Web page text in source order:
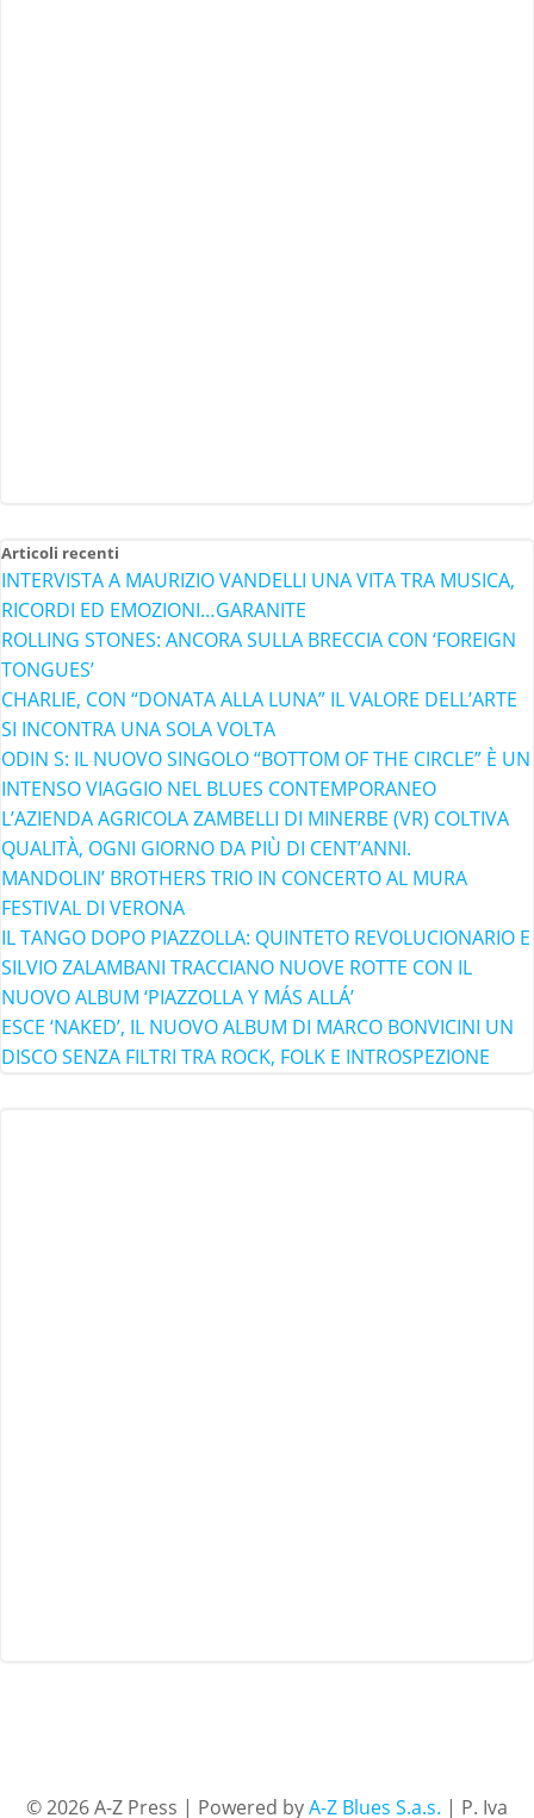
Articoli recenti
INTERVISTA A MAURIZIO VANDELLI UNA VITA TRA MUSICA,
RICORDI ED EMOZIONI…GARANITE
ROLLING STONES: ANCORA SULLA BRECCIA CON ‘FOREIGN
TONGUES’
CHARLIE, CON “DONATA ALLA LUNA” IL VALORE DELL’ARTE
SI INCONTRA UNA SOLA VOLTA
ODIN S: IL NUOVO SINGOLO “BOTTOM OF THE CIRCLE” È UN
INTENSO VIAGGIO NEL BLUES CONTEMPORANEO
L’AZIENDA AGRICOLA ZAMBELLI DI MINERBE (VR) COLTIVA
QUALITÀ, OGNI GIORNO DA PIÙ DI CENT’ANNI.
MANDOLIN’ BROTHERS TRIO IN CONCERTO AL MURA
FESTIVAL DI VERONA
IL TANGO DOPO PIAZZOLLA: QUINTETO REVOLUCIONARIO E
SILVIO ZALAMBANI TRACCIANO NUOVE ROTTE CON IL
NUOVO ALBUM ‘PIAZZOLLA Y MÁS ALLÁ’
ESCE ‘NAKED’, IL NUOVO ALBUM DI MARCO BONVICINI UN
DISCO SENZA FILTRI TRA ROCK, FOLK E INTROSPEZIONE
© 2026 A-Z Press | Powered byA-Z Blues S.a.s. | P. Iva